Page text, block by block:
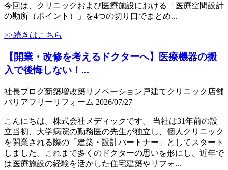
今回は、クリニックおよび医療施設における「医療空間設計
の勘所（ポイント）」を4つの切り口でまとめ...
>>続きはこちら
【開業・改修を考えるドクターへ】医療機器の搬
入で後悔しない！...
社長ブログ新築増改築リノベーション 戸建て クリニック 店舗
バリアフリー リフォーム 2026/07/27
こんにちは。株式会社メディックです。 当社は31年前の設
立当初、大学病院の勤務医の先生が独立し、個人クリニック
を開業される際の「建築・設計パートナー」としてスタート
しました。これまで多くのドクターの思いを形にし、近年で
は医療施設の経験を活かした住宅建築やリフォ...